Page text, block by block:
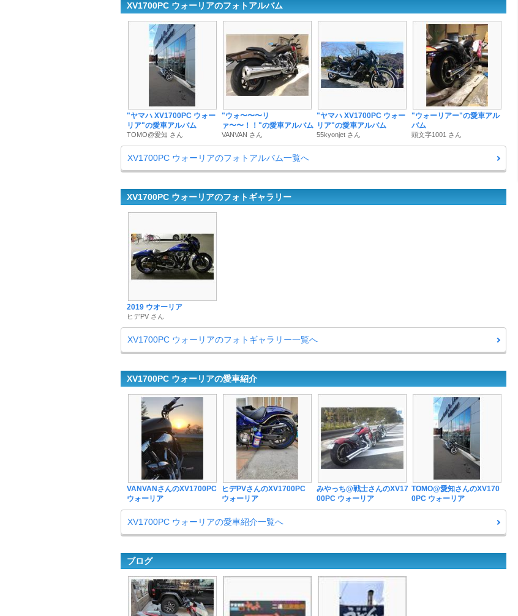
XV1700PC ウォーリアのフォトアルバム
"ヤマハ XV1700PC ウォー
リア"の愛車アルバム
TOMO@愛知 さん
"ウォ〜〜〜リ
ァ〜〜！！"の愛車アルバム
VANVAN さん
"ヤマハ XV1700PC ウォー
リア"の愛車アルバム
55kyonjet さん
"ウォーリアー"の愛車アル
バム
頭文字1001 さん
XV1700PC ウォーリアのフォトアルバム一覧へ
XV1700PC ウォーリアのフォトギャラリー
2019 ウオーリア
ヒデPV さん
XV1700PC ウォーリアのフォトギャラリー一覧へ
XV1700PC ウォーリアの愛車紹介
VANVANさんのXV1700PC
ウォーリア
ヒデPVさんのXV1700PC
ウォーリア
みやっち@戦士さんのXV17
00PC ウォーリア
TOMO@愛知さんのXV170
0PC ウォーリア
XV1700PC ウォーリアの愛車紹介一覧へ
ブログ